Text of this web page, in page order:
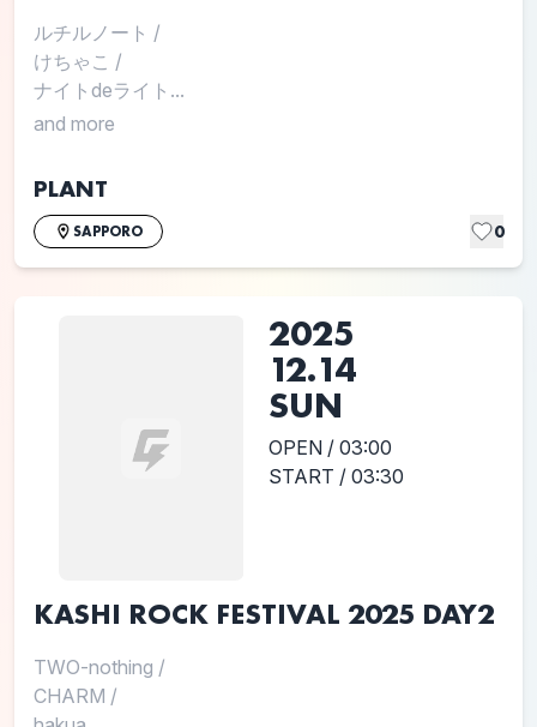
ルチルノート /
けちゃこ /
ナイトdeライト...
and more
PLANT
SAPPORO 0
2025
12.14
SUN
OPEN / 03:00
START / 03:30
KASHI ROCK FESTIVAL 2025 DAY2
TWO-nothing /
CHARM /